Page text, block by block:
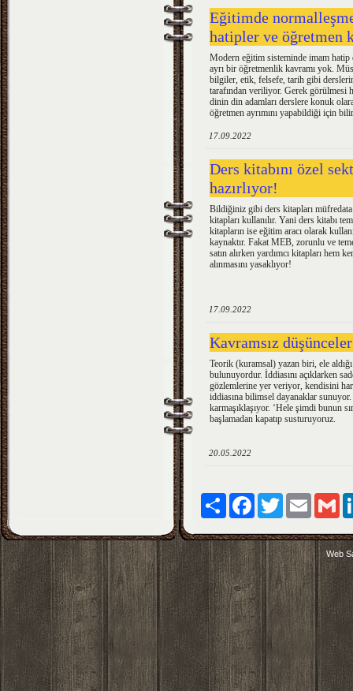
Eğitimde
hatipler ve öğretmen
Modern eğitim sisteminde imam
ayrı bir öğretmenlik kavramı yok.
bilgiler, etik, felsefe, tarih gibi
tarafından veriliyor. Gerek
dinin din adamları derslere konuk
öğretmen ayrımını yapabildiği için
17.09.2022
Ders kitabını özel
hazırlıyor!
Bildiğiniz gibi ders kitapları
kitapları kullanılır. Yani ders kitabı
kitapların ise eğitim aracı olarak
kaynaktır. Fakat MEB, zorunlu ve
satın alırken yardımcı kitapları hem
alınmasını yasaklıyor!
17.09.2022
Kavramsız düşünceler
Teorik (kuramsal) yazan biri, ele
bulunuyordur. İddiasını açıklarken
gözlemlerine yer veriyor, kendisini
iddiasına bilimsel dayanaklar
karmaşıklaşıyor. ‘Hele şimdi bunun
başlamadan kapatıp susturuyoruz.
20.05.2022
Paylaş FacebookTwitter Email
Web